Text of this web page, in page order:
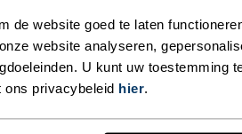
de website goed te laten
website analyseren,
U kunt uw toestemming
ons privacybeleid hier.
% %
Light Hoofdband